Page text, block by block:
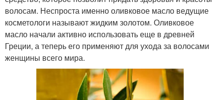
волосам. Неспроста именно оливковое масло ведущие
косметологи называют жидким золотом. Оливковое
масло начали активно использовать еще в древней
Греции, а теперь его применяют для ухода за волосами
женщины всего мира.